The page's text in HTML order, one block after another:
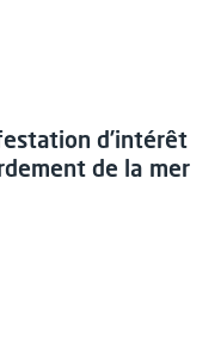
d’intérêt
de la mer